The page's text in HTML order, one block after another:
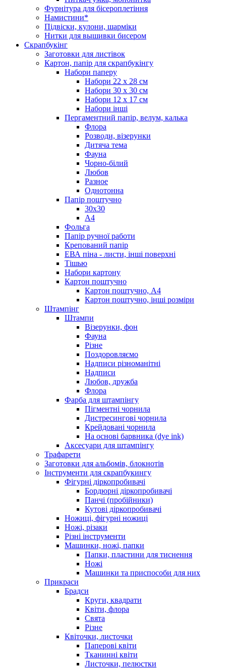
Фурнітура для бісероплетіння
Намистини*
Підвіски, кулони, шарміки
Нитки для вышивки бисером
Скрапбукінг
Заготовки для листівок
Картон, папір для скрапбукінгу
Набори паперу
Набори 22 х 28 см
Набори 30 х 30 см
Набори 12 х 17 см
Набори інші
Пергаментний папір, велум, калька
Флора
Розводи, візерунки
Дитяча тема
Фауна
Чорно-білий
Любов
Разное
Однотонна
Папір поштучно
30х30
А4
Фольга
Папір ручної работи
Крепований папір
ЕВА піна - листи, інші поверхні
Тішью
Набори картону
Картон поштучно
Картон поштучно, А4
Картон поштучно, інші розміри
Штампінг
Штампи
Візерунки, фон
Фауна
Різне
Поздоровляємо
Надписи різноманітні
Надписи
Любов, дружба
Флора
Фарба для штампінгу
Пігментні чорнила
Дистресингові чорнила
Крейдовані чорнила
На основі барвника (dye ink)
Аксесуари для штампінгу
Трафарети
Заготовки для альбомів, блокнотів
Інструменти для скрапбукингу
Фігурні діркопробивачі
Бордюрні діркопробивачі
Панчі (пробійники)
Кутові діркопробивачі
Ножиці, фігурні ножиці
Ножі, різаки
Різні інструменти
Машинки, ножі, папки
Папки, пластини для тиснення
Ножі
Машинки та приспособи для них
Прикраси
Брадси
Круги, квадрати
Квіти, флора
Свята
Різне
Квіточки, листочки
Паперові квіти
Тканинні квіти
Листочки, пелюстки